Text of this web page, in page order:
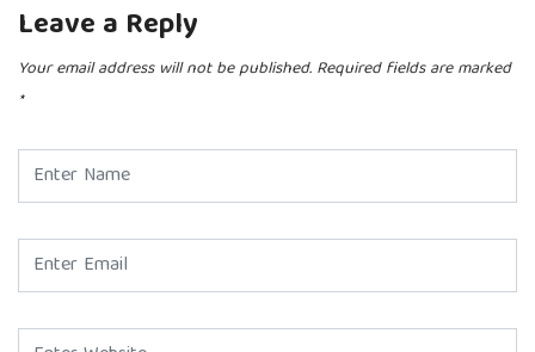
Leave a Reply
Your email address will not be published. Required fields are marked
*